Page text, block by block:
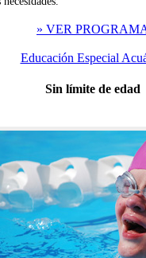
» VER
Educación Especial
Sin límite de edad